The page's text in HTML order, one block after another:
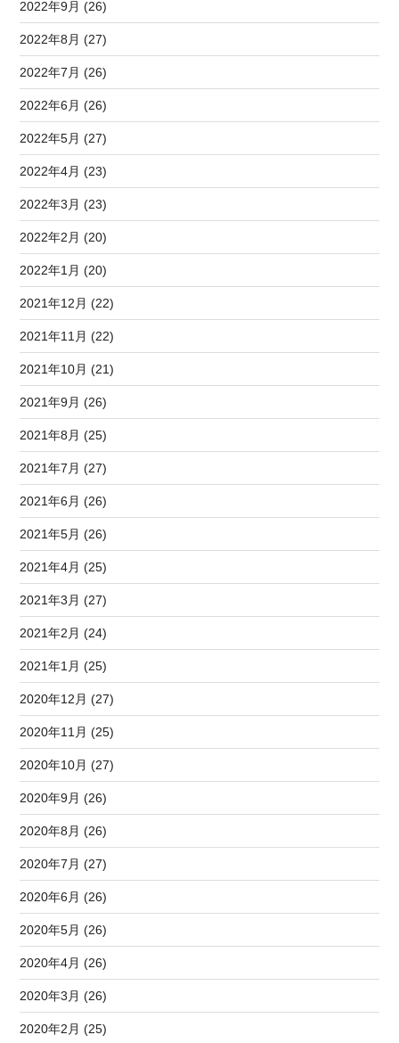
2022年9月 (26)
2022年8月 (27)
2022年7月 (26)
2022年6月 (26)
2022年5月 (27)
2022年4月 (23)
2022年3月 (23)
2022年2月 (20)
2022年1月 (20)
2021年12月 (22)
2021年11月 (22)
2021年10月 (21)
2021年9月 (26)
2021年8月 (25)
2021年7月 (27)
2021年6月 (26)
2021年5月 (26)
2021年4月 (25)
2021年3月 (27)
2021年2月 (24)
2021年1月 (25)
2020年12月 (27)
2020年11月 (25)
2020年10月 (27)
2020年9月 (26)
2020年8月 (26)
2020年7月 (27)
2020年6月 (26)
2020年5月 (26)
2020年4月 (26)
2020年3月 (26)
2020年2月 (25)